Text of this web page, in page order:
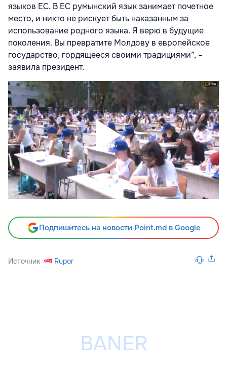
языков ЕС. В ЕС румынский язык занимает почетное
место, и никто не рискует быть наказанным за
использование родного языка. Я верю в будущие
поколения. Вы превратите Молдову в европейское
государство, гордящееся своими традициями”, –
заявила президент.
Подпишитесь на новости Point.md в Google
Источник Rupor